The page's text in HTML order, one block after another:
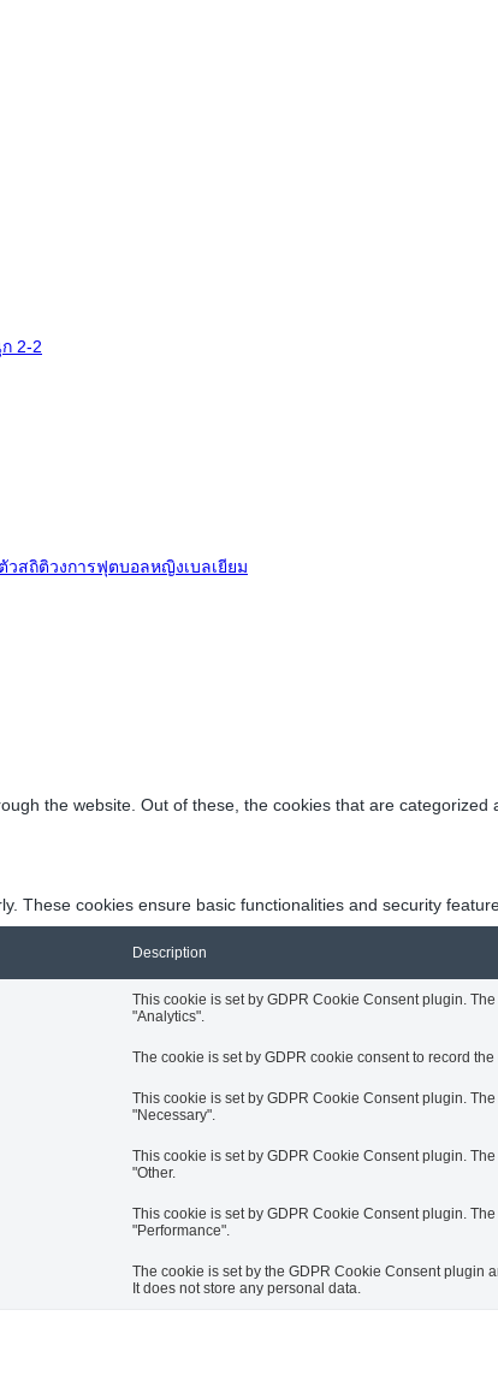
2-2
วสถิติวงการฟุตบอลหญิงเบลเยียม
the website. Out of these, the cookies that are
These cookies ensure basic functionalities and security
Description
This cookie is set by GDPR Cookie Consent plugin.
"Analytics".
The cookie is set by GDPR cookie consent to record
This cookie is set by GDPR Cookie Consent plugin.
"Necessary".
This cookie is set by GDPR Cookie Consent plugin.
"Other.
This cookie is set by GDPR Cookie Consent plugin.
"Performance".
The cookie is set by the GDPR Cookie Consent plugin
It does not store any personal data.